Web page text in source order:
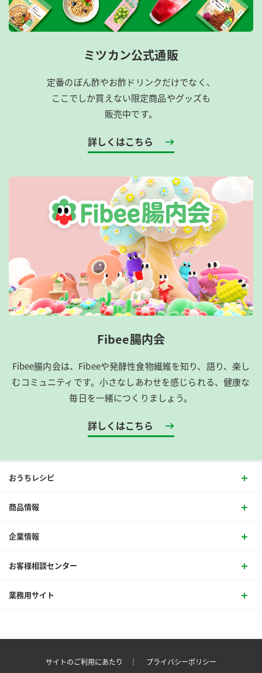
ミツカン公式通販
定番のぽん酢やお酢ドリンクだけでなく、
ここでしか買えない限定商品やグッズも
販売中です。
詳しくはこちら
Fibee腸内会
Fibee腸内会は、​Fibeeや発酵性食物繊維を知り、語り、楽し
むコミュニティです。​小さなしあわせを感じられる、健康な
毎日を一緒につくりましょう。
詳しくはこちら
おうちレシピ
商品情報
企業情報
お客様相談センター
業務用サイト
サイトのご利用にあたり ｜
プライバシーポリシー